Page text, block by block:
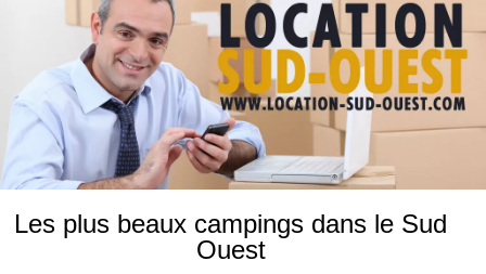
Les plus beaux campings dans le Sud
Ouest